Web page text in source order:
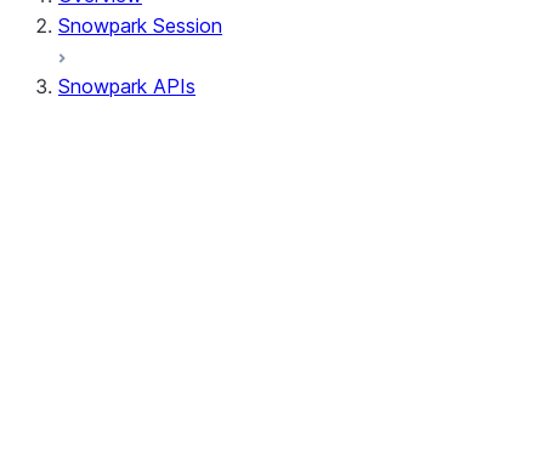
Snowpark Session
Snowpark APIs